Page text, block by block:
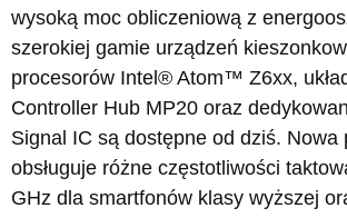
wysoką moc obliczeniową z
szerokiej gamie urządzeń
procesorów Intel® Atom™ Z6xx,
Controller Hub MP20 oraz
Signal IC są dostępne od dziś. Nowa
obsługuje różne częstotliwości
GHz dla smartfonów klasy wyższej